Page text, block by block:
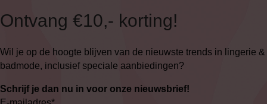
Ontvang €10,- korting!
Wil je op de hoogte blijven van de nieuwste trends in lingerie &
badmode, inclusief speciale aanbiedingen?
Schrijf je dan nu in voor onze nieuwsbrief!